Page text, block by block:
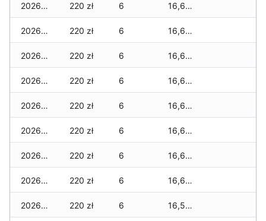
2026-03-04 220 zł 6 16,680 zł
2026-03-03 220 zł 6 16,680 zł
2026-03-02 220 zł 6 16,680 zł
2026-03-01 220 zł 6 16,680 zł
2026-02-27 220 zł 6 16,680 zł
2026-02-26 220 zł 6 16,680 zł
2026-02-25 220 zł 6 16,680 zł
2026-02-24 220 zł 6 16,680 zł
2026-02-23 220 zł 6 16,580 zł